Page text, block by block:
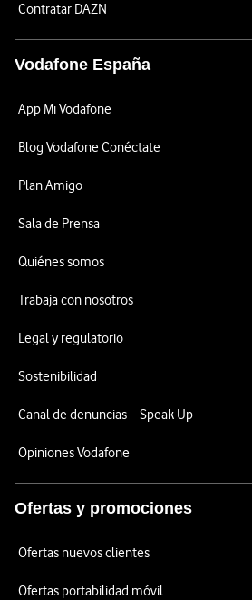
Contratar DAZN
Vodafone España
App Mi Vodafone
Blog Vodafone Conéctate
Plan Amigo
Sala de Prensa
Quiénes somos
Trabaja con nosotros
Legal y regulatorio
Sostenibilidad
Canal de denuncias – Speak Up
Opiniones Vodafone
Ofertas y promociones
Ofertas nuevos clientes
Ofertas portabilidad móvil